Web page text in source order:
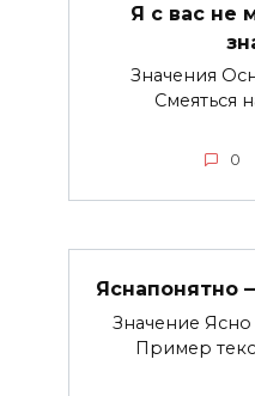
Я с вас не
Значения
Смеяться
0
Яснапонятно
Значение
Пример